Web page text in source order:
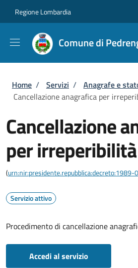
Regione Lombardia
Comune di
Briciole di pane
Home / Servizi / Anagrafe e
Cancellazione anagrafica per
Cancellazione
per irreperibilità
(
Servizio attivo
Procedimento di cancellazione
Accedi al servizio